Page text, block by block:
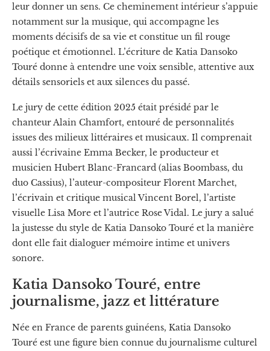
leur donner un sens. Ce cheminement intérieur s’appuie
notamment sur la musique, qui accompagne les
moments décisifs de sa vie et constitue un fil rouge
poétique et émotionnel. L’écriture de Katia Dansoko
Touré donne à entendre une voix sensible, attentive aux
détails sensoriels et aux silences du passé.
Le jury de cette édition 2025 était présidé par le
chanteur Alain Chamfort, entouré de personnalités
issues des milieux littéraires et musicaux. Il comprenait
aussi l’écrivaine Emma Becker, le producteur et
musicien Hubert Blanc-Francard (alias Boombass, du
duo Cassius), l’auteur-compositeur Florent Marchet,
l’écrivain et critique musical Vincent Borel, l’artiste
visuelle Lisa More et l’autrice Rose Vidal. Le jury a salué
la justesse du style de Katia Dansoko Touré et la manière
dont elle fait dialoguer mémoire intime et univers
sonore.
Katia Dansoko Touré, entre
journalisme, jazz et littérature
Née en France de parents guinéens, Katia Dansoko
Touré est une figure bien connue du journalisme culturel